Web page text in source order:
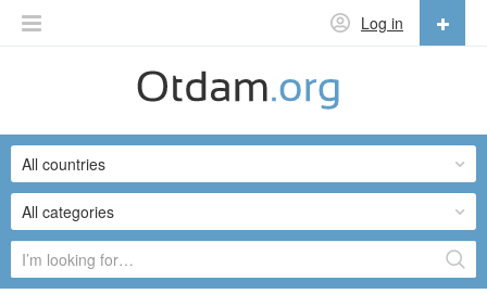
Log in
English
Русский
Українська
All categories
All countries